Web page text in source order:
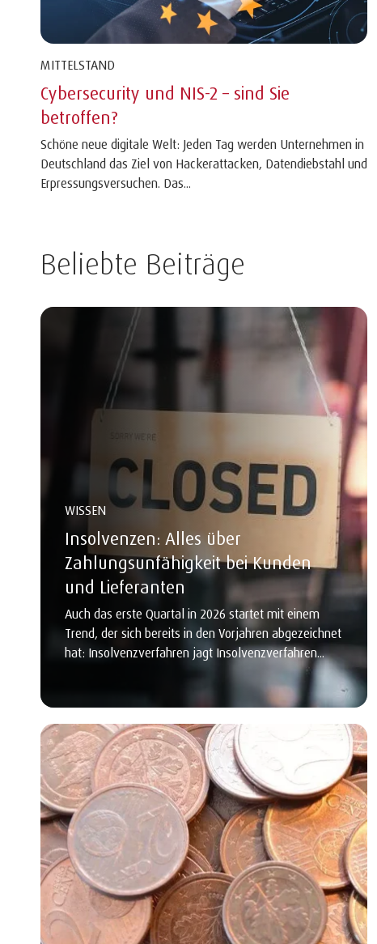
MITTELSTAND
Cybersecurity und NIS-2 – sind Sie
betroffen?
Schöne neue digitale Welt: Jeden Tag werden Unternehmen in
Deutschland das Ziel von Hackerattacken, Datendiebstahl und
Erpressungsversuchen. Das...
Beliebte Beiträge
WISSEN
Insolvenzen: Alles über
Zahlungsunfähigkeit bei Kunden
und Lieferanten
Auch das erste Quartal in 2026 startet mit einem
Trend, der sich bereits in den Vorjahren abgezeichnet
hat: Insolvenzverfahren jagt Insolvenzverfahren...